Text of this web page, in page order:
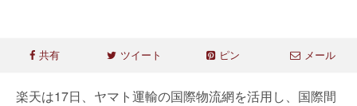
共有 ツイート ピン メール
楽天は17日、ヤマト運輸の国際物流網を活用し、国際間